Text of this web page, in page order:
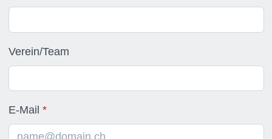
Verein/Team
E-Mail